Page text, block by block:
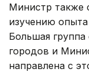
Министр также
изучению
Большая
городов и
направлена с